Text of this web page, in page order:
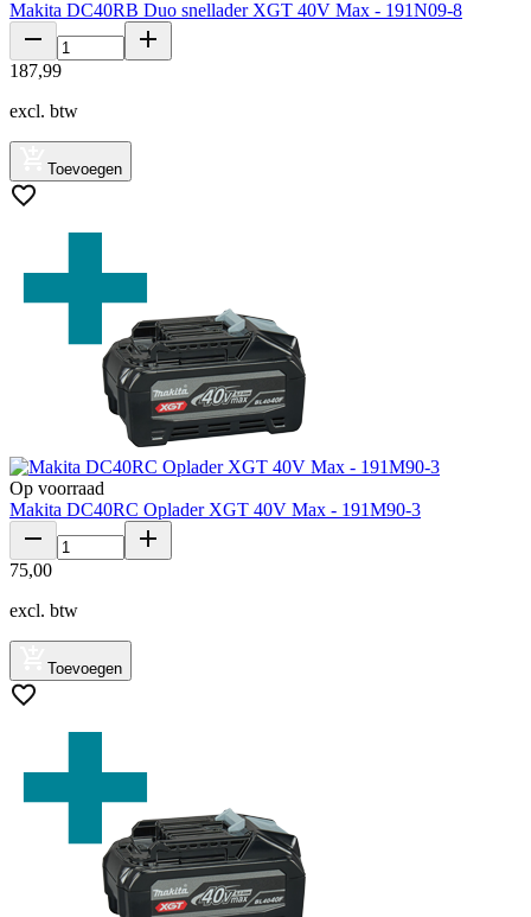
Makita DC40RB Duo snellader XGT 40V Max - 191N09-8
187,99
excl. btw
Toevoegen
Op voorraad
Makita DC40RC Oplader XGT 40V Max - 191M90-3
75,00
excl. btw
Toevoegen